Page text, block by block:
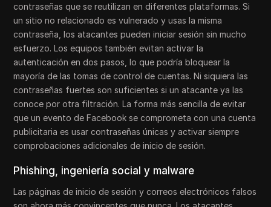
contraseñas que se reutilizan en diferentes plataformas. Si
un sitio no relacionado es vulnerado y usas la misma
contraseña, los atacantes pueden iniciar sesión sin mucho
esfuerzo. Los equipos también evitan activar la
autenticación en dos pasos, lo que podría bloquear la
mayoría de las tomas de control de cuentas. Ni siquiera las
contraseñas fuertes son suficientes si un atacante ya las
conoce por otra filtración. La forma más sencilla de evitar
que un evento de Facebook se comprometa con una cuenta
publicitaria es usar contraseñas únicas y activar siempre
comprobaciones adicionales de inicio de sesión.
Phishing, ingeniería social y malware
Las páginas de inicio de sesión y correos electrónicos falsos